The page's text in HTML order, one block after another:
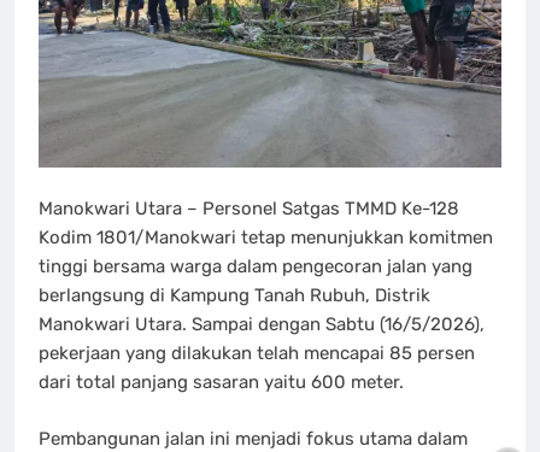
Manokwari Utara – Personel Satgas TMMD Ke-128
Kodim 1801/Manokwari tetap menunjukkan komitmen
tinggi bersama warga dalam pengecoran jalan yang
berlangsung di Kampung Tanah Rubuh, Distrik
Manokwari Utara. Sampai dengan Sabtu (16/5/2026),
pekerjaan yang dilakukan telah mencapai 85 persen
dari total panjang sasaran yaitu 600 meter.
Pembangunan jalan ini menjadi fokus utama dalam